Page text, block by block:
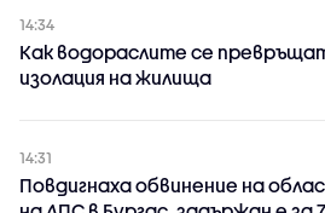
14:34
Как водораслите се
изолация на жилища
14:31
Повдигнаха обвинение на